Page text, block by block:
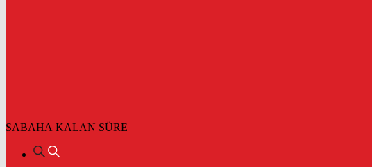
SABAHA KALAN SÜRE